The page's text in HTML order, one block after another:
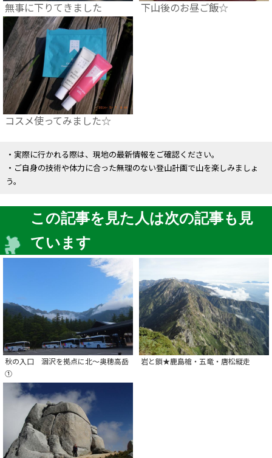
無事に下りてきました 下山後のお昼ご飯☆
コスメ使ってみました☆
・実際に行かれる際は、現地の最新情報をご確認ください。
・ご自身の技術や体力に合った無理のない登山計画で山を楽しみましょ
う。
この記事を見た人は次の記事も見
ています
秋の入口 涸沢を拠点に北～奥穂高岳
①
岩と鎖★鹿島槍・五竜・唐松縦走